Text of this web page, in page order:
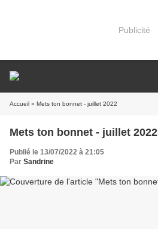
Publicité
Accueil » Mets ton bonnet - juillet 2022
Mets ton bonnet - juillet 2022
Publié le 13/07/2022 à 21:05
Par Sandrine